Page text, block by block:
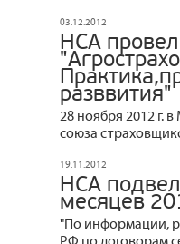
03.12.2012
НСА
разввития"
28 ноября 2012 г.
союза
19.11.2012
НСА
месяцев
"По информации,